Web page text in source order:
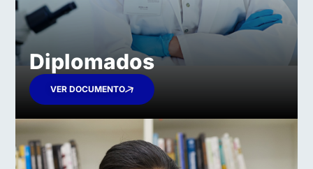
Diplomados​
VER DOCUMENTO